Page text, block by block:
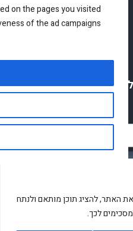
האתר, להציג תוכן מותאם ולנתח
לכך.
on the pages you visited
of the ad campaigns.